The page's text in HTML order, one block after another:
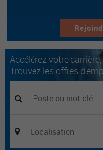
Accélérez votre
Trouvez les offres